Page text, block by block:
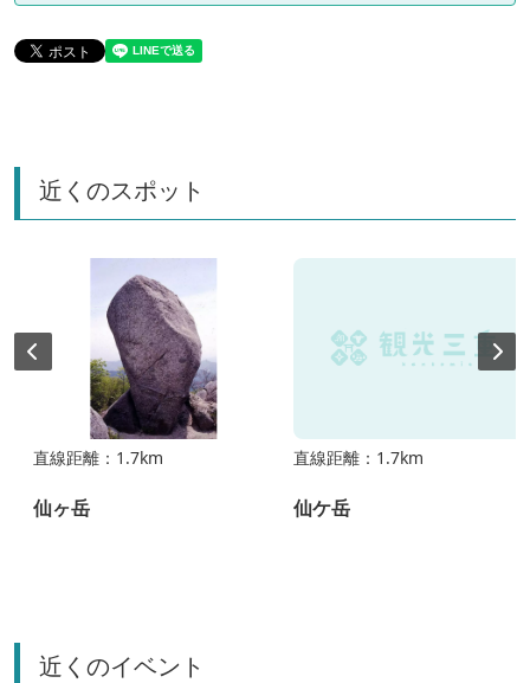
近くのスポット
直線距離：1.7km
仙ヶ岳
直線距離：1.7km
仙ケ岳
近くのイベント